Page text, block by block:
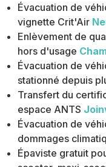
Évacuation de
vignette Crit'Air
Enlèvement de
hors d'usage
Évacuation de
stationné depuis
Transfert du
espace ANTS
Évacuation de
dommages
Épaviste gratuit